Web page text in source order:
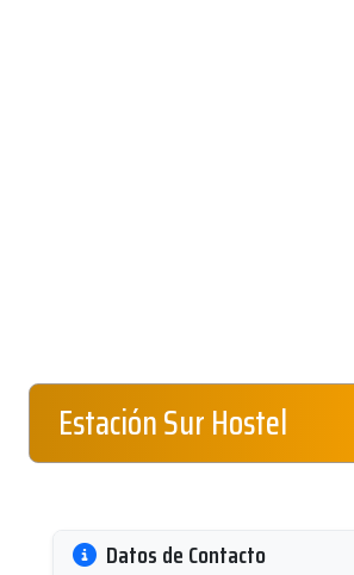
Estación Sur Hostel
Datos de Contacto